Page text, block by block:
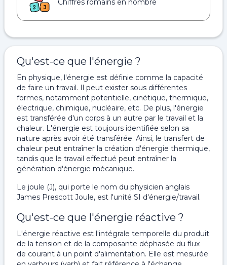
Chiffres romains en nombre
Qu'est-ce que l'énergie ?
En physique, l'énergie est définie comme la capacité
de faire un travail. Il peut exister sous différentes
formes, notamment potentielle, cinétique, thermique,
électrique, chimique, nucléaire, etc. De plus, l'énergie
est transférée d'un corps à un autre par le travail et la
chaleur. L'énergie est toujours identifiée selon sa
nature après avoir été transférée. Ainsi, le transfert de
chaleur peut entraîner la création d'énergie thermique,
tandis que le travail effectué peut entraîner la
génération d'énergie mécanique.
Le joule (J), qui porte le nom du physicien anglais
James Prescott Joule, est l'unité SI d'énergie/travail.
Qu'est-ce que l'énergie réactive ?
L'énergie réactive est l'intégrale temporelle du produit
de la tension et de la composante déphasée du flux
de courant à un point d'alimentation. Elle est mesurée